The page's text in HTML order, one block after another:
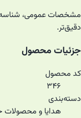
مشخصات عمومی، شناسه
دقیق‌تر.
جزئیات محصول
کد محصول
۳۴۶
دسته‌بندی
هدایا و